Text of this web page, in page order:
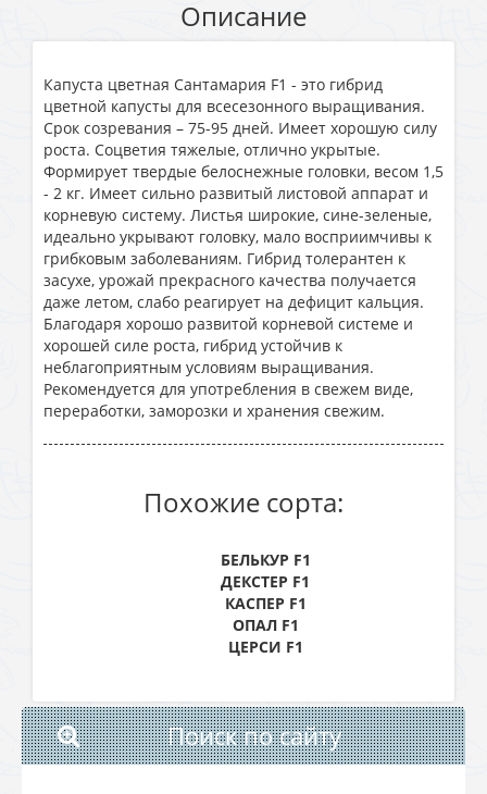
Описание
Капуста цветная Сантамария F1 - это гибрид
цветной капусты для всесезонного выращивания.
Срок созревания – 75-95 дней. Имеет хорошую силу
роста. Соцветия тяжелые, отлично укрытые.
Формирует твердые белоснежные головки, весом 1,5
- 2 кг. Имеет сильно развитый листовой аппарат и
корневую систему. Листья широкие, сине-зеленые,
идеально укрывают головку, мало восприимчивы к
грибковым заболеваниям. Гибрид толерантен к
засухе, урожай прекрасного качества получается
даже летом, слабо реагирует на дефицит кальция.
Благодаря хорошо развитой корневой системе и
хорошей силе роста, гибрид устойчив к
неблагоприятным условиям выращивания.
Рекомендуется для употребления в свежем виде,
переработки, заморозки и хранения свежим.
Похожие сорта:
БЕЛЬКУР F1
ДЕКСТЕР F1
КАСПЕР F1
ОПАЛ F1
ЦЕРСИ F1
Поиск по сайту